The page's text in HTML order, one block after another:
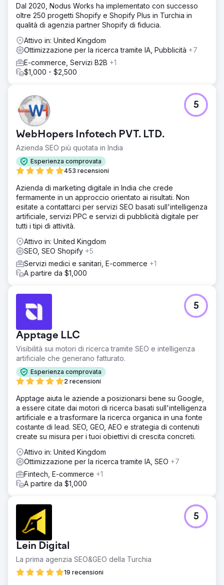
Dal 2020, Nodus Works ha implementato con successo
oltre 250 progetti Shopify e Shopify Plus in Turchia in
qualità di agenzia partner Shopify di fiducia.
Attivo in: United Kingdom
Ottimizzazione per la ricerca tramite IA, Pubblicità +7
E-commerce, Servizi B2B +1
$1,000 - $2,500
WebHopers Infotech PVT. LTD.
Azienda SEO più quotata in India
Esperienza comprovata
453 recensioni
5
Azienda di marketing digitale in India che crede
fermamente in un approccio orientato ai risultati. Non
esitate a contattarci per servizi SEO basati sull'intelligenza
artificiale, servizi PPC e servizi di pubblicità digitale per
tutti i tipi di attività.
Attivo in: United Kingdom
SEO, SEO Shopify +5
Servizi medici e sanitari, E-commerce +1
A partire da $1,000
Apptage LLC
Visibilità sui motori di ricerca tramite SEO e intelligenza
artificiale che generano fatturato.
Esperienza comprovata
2 recensioni
5
Apptage aiuta le aziende a posizionarsi bene su Google,
a essere citate dai motori di ricerca basati sull'intelligenza
artificiale e a trasformare la ricerca organica in una fonte
costante di lead. SEO, GEO, AEO e strategia di contenuti
create su misura per i tuoi obiettivi di crescita concreti.
Attivo in: United Kingdom
Ottimizzazione per la ricerca tramite IA, SEO +7
Fintech, E-commerce +1
A partire da $1,000
Lein Digital
La prima agenzia SEO&GEO della Turchia
19 recensioni
5